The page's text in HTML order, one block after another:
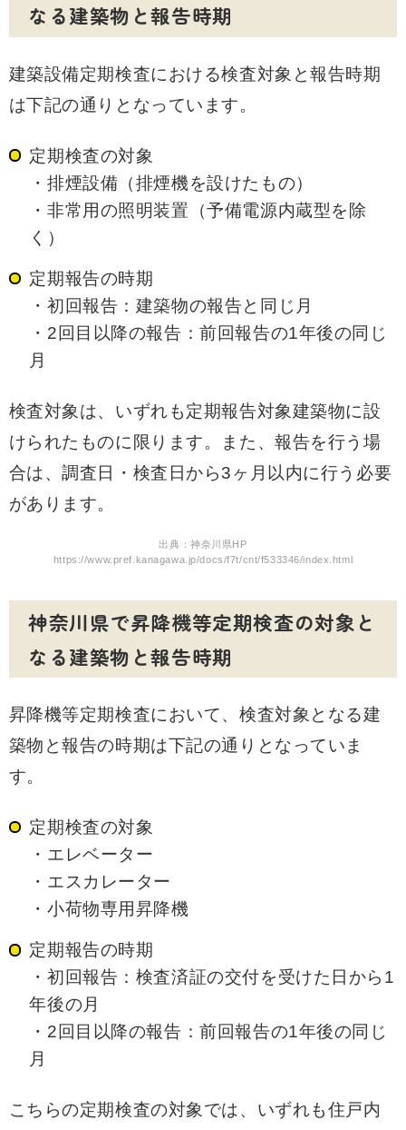
なる建築物と報告時期
建築設備定期検査における検査対象と報告時期
は下記の通りとなっています。
定期検査の対象
・排煙設備（排煙機を設けたもの）
・非常用の照明装置（予備電源内蔵型を除
く）
定期報告の時期
・初回報告：建築物の報告と同じ月
・2回目以降の報告：前回報告の1年後の同じ
月
検査対象は、いずれも定期報告対象建築物に設
けられたものに限ります。また、報告を行う場
合は、調査日・検査日から3ヶ月以内に行う必要
があります。
出典：神奈川県HP
https://www.pref.kanagawa.jp/docs/f7t/cnt/f533346/index.html
神奈川県で昇降機等定期検査の対象と
なる建築物と報告時期
昇降機等定期検査において、検査対象となる建
築物と報告の時期は下記の通りとなっていま
す。
定期検査の対象
・エレベーター
・エスカレーター
・小荷物専用昇降機
定期報告の時期
・初回報告：検査済証の交付を受けた日から1
年後の月
・2回目以降の報告：前回報告の1年後の同じ
月
こちらの定期検査の対象では、いずれも住戸内